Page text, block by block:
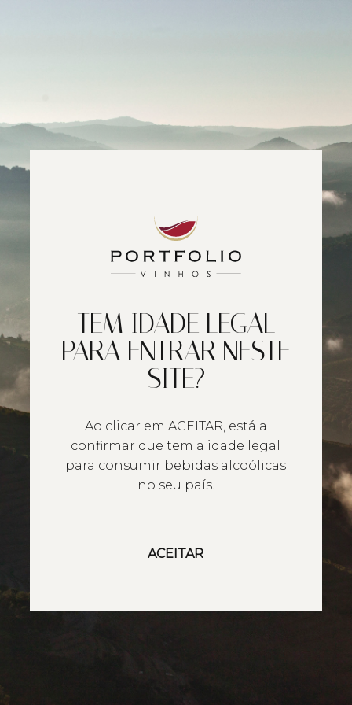
TEM IDADE LEGAL
PARA ENTRAR NESTE
SITE?
Ao clicar em ACEITAR, está a
confirmar que tem a idade legal
para consumir bebidas alcoólicas
no seu país.
ACEITAR